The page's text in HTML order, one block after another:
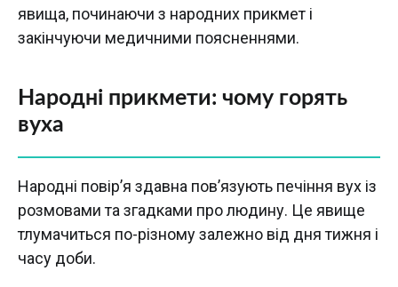
явища, починаючи з народних прикмет і
закінчуючи медичними поясненнями.
Народні прикмети: чому горять
вуха
Народні повір’я здавна пов’язують печіння вух із
розмовами та згадками про людину. Це явище
тлумачиться по-різному залежно від дня тижня і
часу доби.